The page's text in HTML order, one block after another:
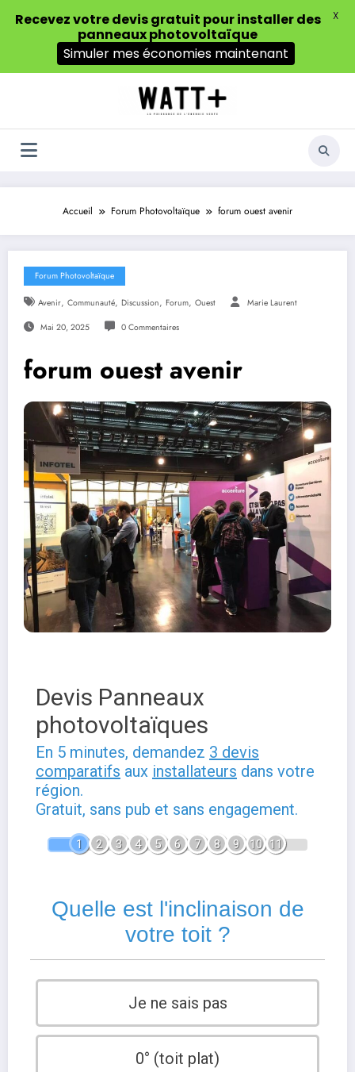
Accueil Forum Photovoltaïque forum ouest avenir
Forum Photovoltaïque
Avenir, Communauté, Discussion, Forum, Ouest Marie Laurent
Mai 20, 2025 0 Commentaires
forum ouest avenir
Devis Panneaux
photovoltaïques
En 5 minutes, demandez 3 devis
comparatifs aux installateurs dans votre
région.
Gratuit, sans pub et sans engagement.
1 2 3 4 5 6 7 8 9 10 11
Quelle est l'inclinaison de
votre toit ?
Je ne sais pas
0° (toit plat)
Recevez votre devis gratuit pour installer des
panneaux photovoltaïque
Simuler mes économies maintenant
X